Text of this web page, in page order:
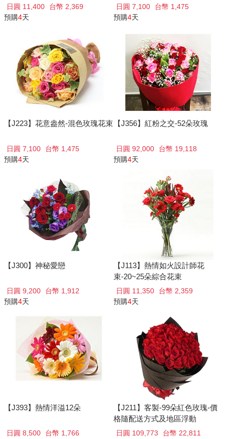
日圓 11,400
台幣 2,369
預購4天
日圓 7,100
台幣 1,475
預購4天
【J223】花意盎然-混色玫瑰花束
日圓 7,100
台幣 1,475
預購4天
【J356】紅粉之交-52朵玫瑰
日圓 92,000
台幣 19,118
預購4天
【J300】神秘愛戀
日圓 9,200
台幣 1,912
預購4天
【J113】熱情如火設計師花
束-20~25朵綜合花束
日圓 11,350
台幣 2,359
預購4天
【J393】熱情洋溢12朵
日圓 8,500
台幣 1,766
【J211】客製-99朵紅色玫瑰-價
格隨配送方式及地區浮動
日圓 109,773
台幣 22,811